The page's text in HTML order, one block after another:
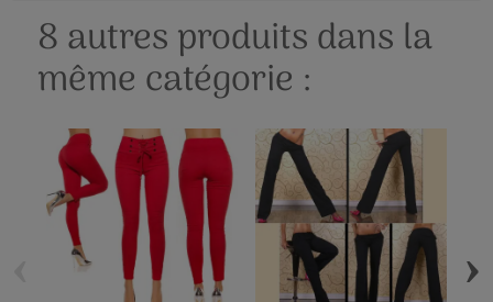
8 autres produits dans la
même catégorie :
›